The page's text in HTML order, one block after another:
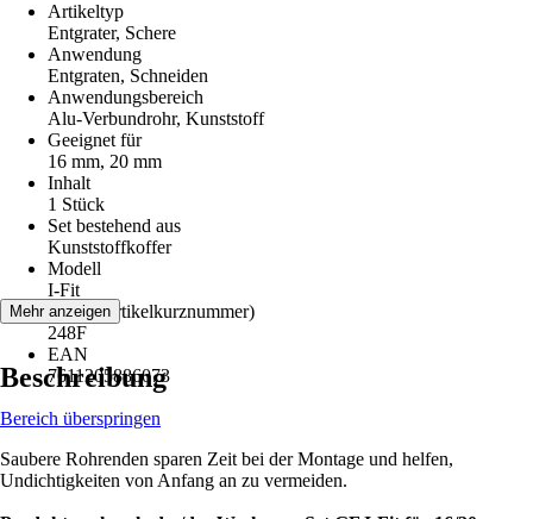
Artikeltyp
Entgrater, Schere
Anwendung
Entgraten, Schneiden
Anwendungsbereich
Alu-Verbundrohr, Kunststoff
Geeignet für
16 mm, 20 mm
Inhalt
1 Stück
Set bestehend aus
Kunststoffkoffer
Modell
I-Fit
AKN (Artikelkurznummer)
248F
EAN
7611205886073
Mehr anzeigen
Beschreibung
Bereich überspringen
Saubere Rohrenden sparen Zeit bei der Montage und helfen,
Undichtigkeiten von Anfang an zu vermeiden.